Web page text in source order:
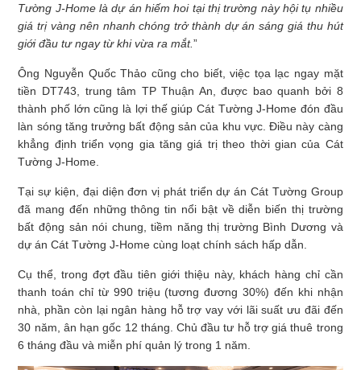
Tường J-Home là dự án hiếm hoi tại thị trường này hội tụ nhiều
giá trị vàng nên nhanh chóng trở thành dự án sáng giá thu hút
giới đầu tư ngay từ khi vừa ra mắt.”
Ông Nguyễn Quốc Thảo cũng cho biết, việc tọa lạc ngay mặt
tiền DT743, trung tâm TP Thuận An, được bao quanh bởi 8
thành phố lớn cũng là lợi thế giúp Cát Tường J-Home đón đầu
làn sóng tăng trưởng bất động sản của khu vực. Điều này càng
khẳng định triển vọng gia tăng giá trị theo thời gian của Cát
Tường J-Home.
Tại sự kiện, đại diện đơn vị phát triển dự án Cát Tường Group
đã mang đến những thông tin nổi bật về diễn biến thị trường
bất động sản nói chung, tiềm năng thị trường Bình Dương và
dự án Cát Tường J-Home cùng loạt chính sách hấp dẫn.
Cụ thể, trong đợt đầu tiên giới thiệu này, khách hàng chỉ cần
thanh toán chỉ từ 990 triệu (tương đương 30%) đến khi nhận
nhà, phần còn lại ngân hàng hỗ trợ vay với lãi suất ưu đãi đến
30 năm, ân hạn gốc 12 tháng. Chủ đầu tư hỗ trợ giá thuê trong
6 tháng đầu và miễn phí quản lý trong 1 năm.